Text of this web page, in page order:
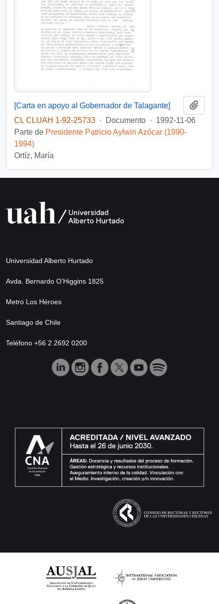
[Carta en apoyo al Gobernador de Talagante]
CL CLUAH 1-92-25733 · Documento · 1992-11-06
Parte de Presidente Patricio Aylwin Azócar (1990-
1994)
Ortíz, María
Universidad Alberto Hurtado
Avda. Bernardo O’Higgins 1825
Metro Los Héroes
Santiago de Chile
Teléfono +56 2 2692 0200